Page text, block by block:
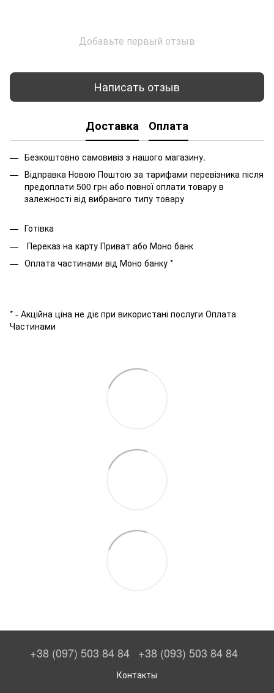
Добавьте первый отзыв
Написать отзыв
Доставка Оплата
Безкоштовно самовивіз з нашого магазину.
Відправка Новою Поштою за тарифами перевізника після
предоплати 500 грн або повної оплати товару в
залежності від вибраного типу товару
Готівка
Переказ на карту Приват або Моно банк
Оплата частинами від Моно банку *
* - Акційна ціна не діє при використані послуги Оплата
Частинами
+38 (097) 503 84 84 +38 (093) 503 84 84
Контакты